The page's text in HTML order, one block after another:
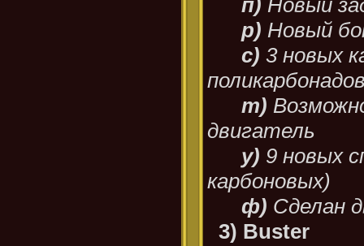
п) Новый
р) Новый
с) 3 новых
т)
двигатель
у) 9 новых
карбоновых)
ф) Сделан
3) Buster